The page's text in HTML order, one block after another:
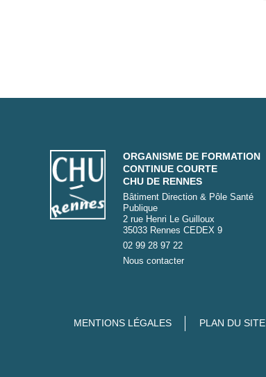
ORGANISME DE FORMATION
CONTINUE COURTE
CHU DE RENNES
Bâtiment Direction & Pôle Santé
Publique
2 rue Henri Le Guilloux
35033 Rennes CEDEX 9
02 99 28 97 22
Nous contacter
MENTIONS LÉGALES PLAN DU SITE